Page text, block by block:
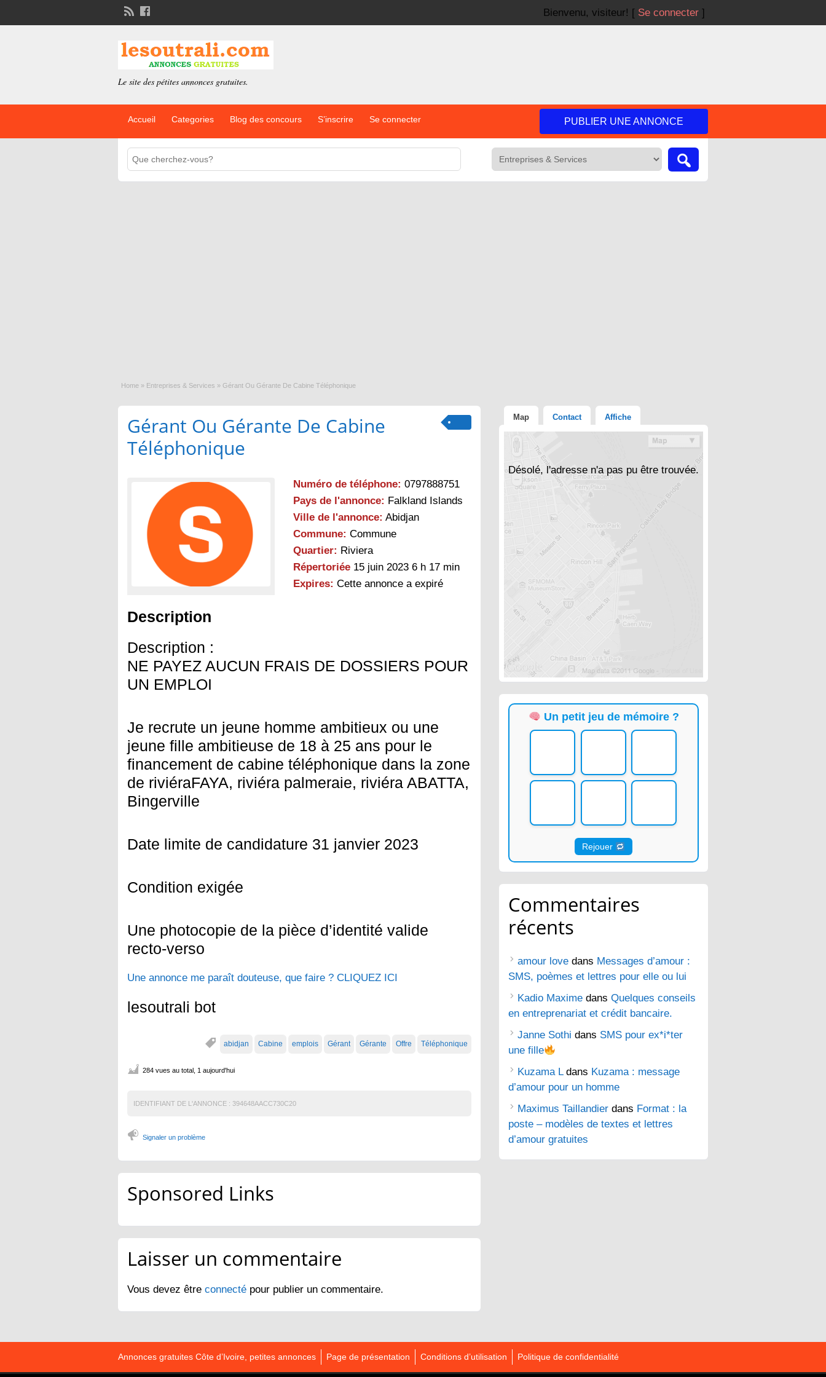
Bienvenu, visiteur! [ Se connecter ]
Le site des pétites annonces gratuites.
Accueil Categories Blog des concours S’inscrire Se connecter PUBLIER UNE ANNONCE
Home » Entreprises & Services » Gérant Ou Gérante De Cabine Téléphonique
Gérant Ou Gérante De Cabine
Téléphonique
Numéro de téléphone: 0797888751
Pays de l'annonce: Falkland Islands
Ville de l'annonce: Abidjan
Commune: Commune
Quartier: Riviera
Répertoriée 15 juin 2023 6 h 17 min
Expires: Cette annonce a expiré
Description
Description :
NE PAYEZ AUCUN FRAIS DE DOSSIERS POUR
UN EMPLOI
Je recrute un jeune homme ambitieux ou une
jeune fille ambitieuse de 18 à 25 ans pour le
financement de cabine téléphonique dans la zone
de riviéraFAYA, riviéra palmeraie, riviéra ABATTA,
Bingerville
Date limite de candidature 31 janvier 2023
Condition exigée
Une photocopie de la pièce d’identité valide
recto-verso
Une annonce me paraît douteuse, que faire ? CLIQUEZ ICI
lesoutrali bot
abidjan Cabine emplois Gérant Gérante Offre Téléphonique
284 vues au total, 1 aujourd'hui
IDENTIFIANT DE L'ANNONCE : 394648AACC730C20
Signaler un problème
Sponsored Links
Laisser un commentaire
Vous devez être connecté pour publier un commentaire.
Map Contact Affiche
Désolé, l'adresse n'a pas pu être trouvée.
Un petit jeu de mémoire ?
Rejouer
Commentaires
récents
amour love dans Messages d’amour :
SMS, poèmes et lettres pour elle ou lui
Kadio Maxime dans Quelques conseils
en entreprenariat et crédit bancaire.
Janne Sothi dans SMS pour ex*i*ter
une fille
Kuzama Ldans Kuzama : message
d’amour pour un homme
Maximus Taillandier dans Format : la
poste – modèles de textes et lettres
d’amour gratuites
Annonces gratuites Côte d’Ivoire, petites annonces Page de présentation Conditions d’utilisation Politique de confidentialité